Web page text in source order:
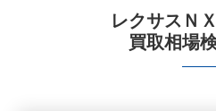
レクサスＮ
買取相場